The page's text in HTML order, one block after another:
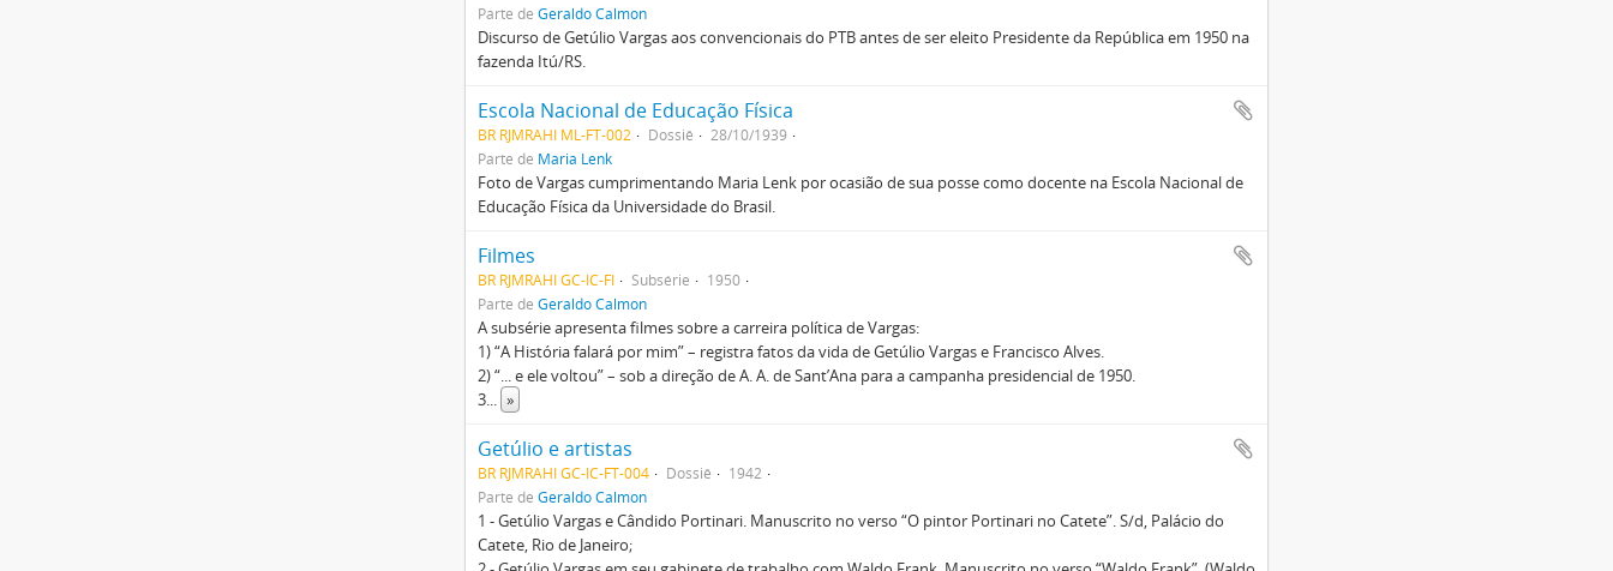
Parte de Geraldo Calmon
Discurso de Getúlio Vargas aos convencionais do PTB antes de ser eleito Presidente da República em 1950 na
fazenda Itú/RS.
Escola Nacional de Educação Física
BR RJMRAHI ML-FT-002 Dossiê
28/10/1939
Parte de Maria Lenk
Foto de Vargas cumprimentando Maria Lenk por ocasião de sua posse como docente na Escola Nacional de
Educação Física da Universidade do Brasil.
Filmes
BR RJMRAHI GC-IC-FI Subsérie
1950
Parte de Geraldo Calmon
A subsérie apresenta filmes sobre a carreira política de Vargas:
1) “A História falará por mim” – registra fatos da vida de Getúlio Vargas e Francisco Alves.
2) “... e ele voltou” – sob a direção de A. A. de Sant’Ana para a campanha presidencial de 1950.
3... »
Getúlio e artistas
BR RJMRAHI GC-IC-FT-004 Dossiê
1942
Parte de Geraldo Calmon
1 - Getúlio Vargas e Cândido Portinari. Manuscrito no verso “O pintor Portinari no Catete”. S/d, Palácio do
Catete, Rio de Janeiro;